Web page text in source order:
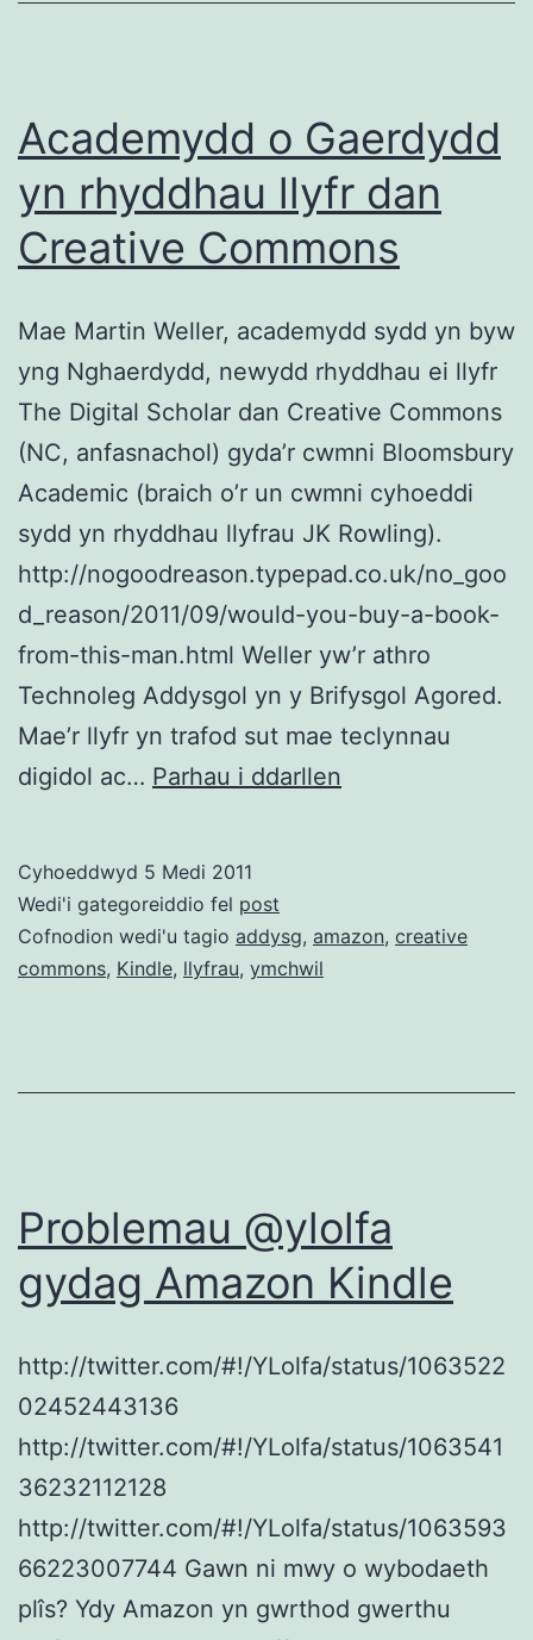
Academydd o Gaerdydd
yn rhyddhau llyfr dan
Creative Commons
Mae Martin Weller, academydd sydd yn byw
yng Nghaerdydd, newydd rhyddhau ei llyfr
The Digital Scholar dan Creative Commons
(NC, anfasnachol) gyda’r cwmni Bloomsbury
Academic (braich o’r un cwmni cyhoeddi
sydd yn rhyddhau llyfrau JK Rowling).
http://nogoodreason.typepad.co.uk/no_goo
d_reason/2011/09/would-you-buy-a-book-
from-this-man.html Weller yw’r athro
Technoleg Addysgol yn y Brifysgol Agored.
Mae’r llyfr yn trafod sut mae teclynnau
digidol ac… Parhau i ddarllen
rhyddhau
Commons
Cyhoeddwyd 5 Medi 2011
Wedi'i gategoreiddio fel post
Cofnodion wedi'u tagio addysg, amazon, creative
commons, Kindle, llyfrau, ymchwil
Problemau @ylolfa
gydag Amazon Kindle
http://twitter.com/#!/YLolfa/status/1063522
02452443136
http://twitter.com/#!/YLolfa/status/1063541
36232112128
http://twitter.com/#!/YLolfa/status/1063593
66223007744 Gawn ni mwy o wybodaeth
plîs? Ydy Amazon yn gwrthod gwerthu